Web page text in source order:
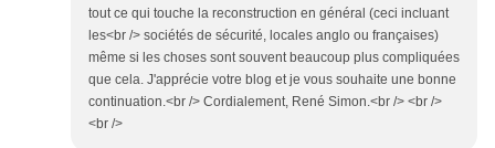
tout ce qui touche la reconstruction en général (ceci incluant
les<br /> sociétés de sécurité, locales anglo ou françaises)
même si les choses sont souvent beaucoup plus compliquées
que cela. J'apprécie votre blog et je vous souhaite une bonne
continuation.<br /> Cordialement, René Simon.<br /> <br />
<br />